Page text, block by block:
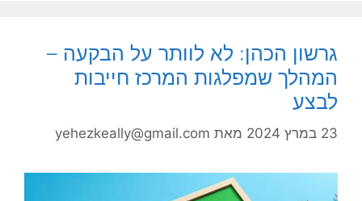
גרשון הכהן: לא לוותר על הבקעה –
המהלך שמפלגות המרכז חייבות
לבצע
23 במרץ 2024 מאת yehezkeally@gmail.com